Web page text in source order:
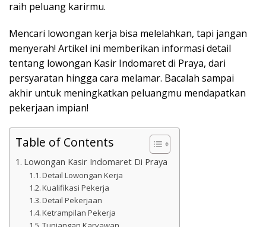
raih peluang karirmu.
Mencari lowongan kerja bisa melelahkan, tapi jangan
menyerah! Artikel ini memberikan informasi detail
tentang lowongan Kasir Indomaret di Praya, dari
persyaratan hingga cara melamar. Bacalah sampai
akhir untuk meningkatkan peluangmu mendapatkan
pekerjaan impian!
Table of Contents
Lowongan Kasir Indomaret Di Praya
Detail Lowongan Kerja
Kualifikasi Pekerja
Detail Pekerjaan
Ketrampilan Pekerja